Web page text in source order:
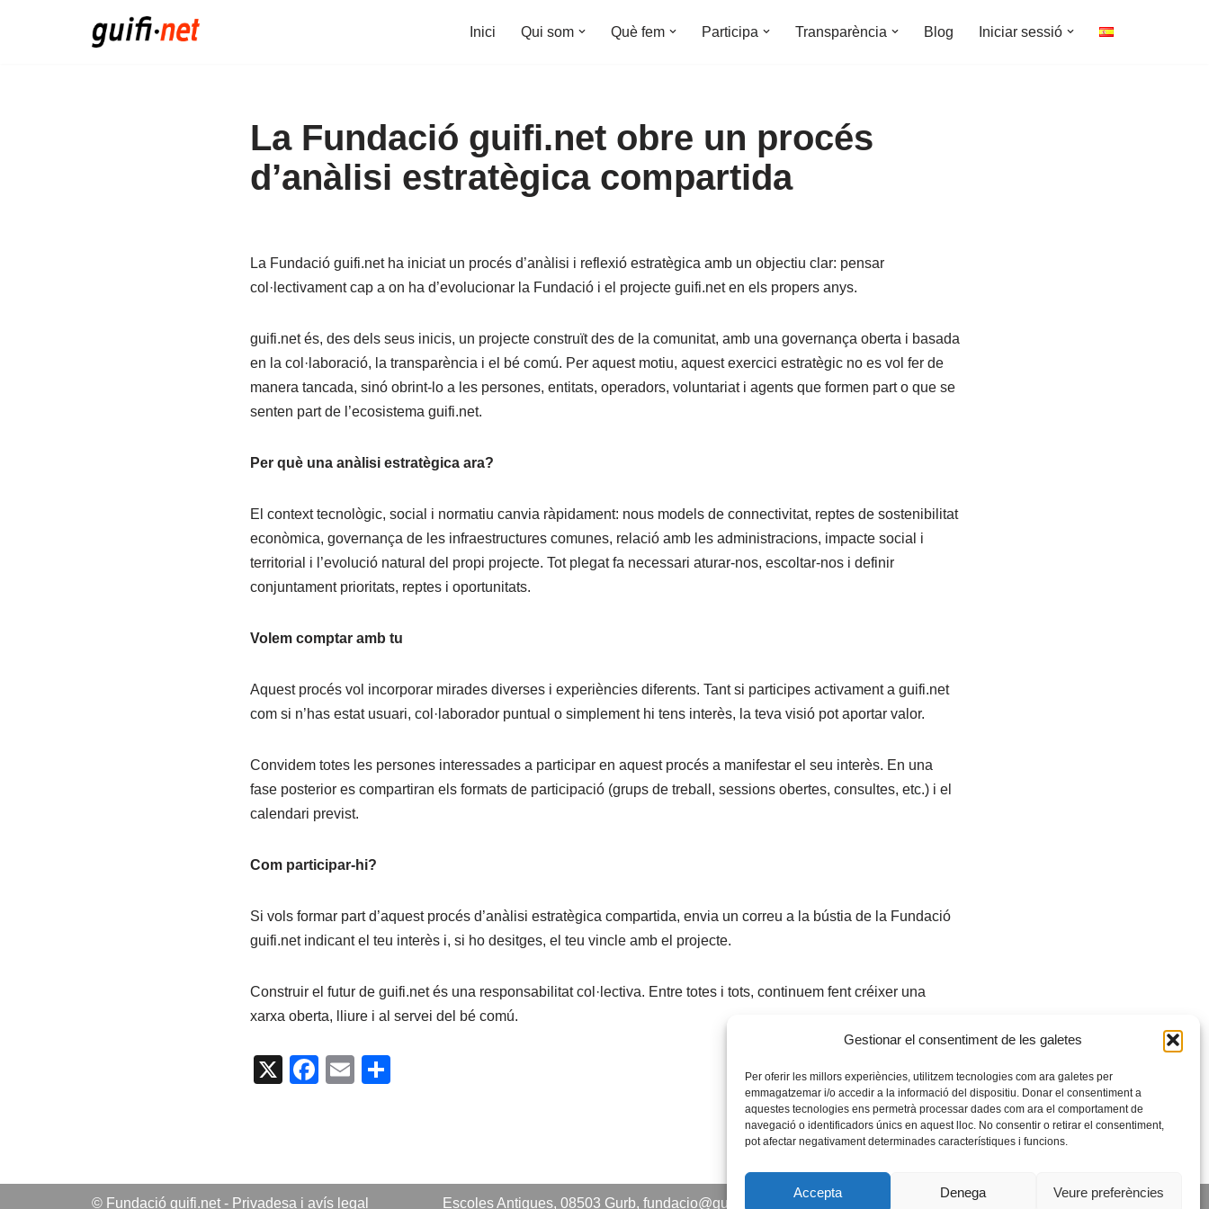
Gestionar el consentiment de les galetes
Per oferir les millors experiències, utilitzem tecnologies com ara galetes per
emmagatzemar i/o accedir a la informació del dispositiu. Donar el consentiment a
aquestes tecnologies ens permetrà processar dades com ara el comportament de
navegació o identificadors únics en aquest lloc. No consentir o retirar el consentiment,
pot afectar negativament determinades característiques i funcions.
Accepta Denega Veure preferències
Inici Qui som Què fem Participa Transparència Blog Iniciar sessió
La Fundació guifi.net obre un procés
d’anàlisi estratègica compartida
La Fundació guifi.net ha iniciat un procés d’anàlisi i reflexió estratègica amb un objectiu clar: pensar
col·lectivament cap a on ha d’evolucionar la Fundació i el projecte guifi.net en els propers anys.
guifi.net és, des dels seus inicis, un projecte construït des de la comunitat, amb una governança oberta i basada
en la col·laboració, la transparència i el bé comú. Per aquest motiu, aquest exercici estratègic no es vol fer de
manera tancada, sinó obrint-lo a les persones, entitats, operadors, voluntariat i agents que formen part o que se
senten part de l’ecosistema guifi.net.
Per què una anàlisi estratègica ara?
El context tecnològic, social i normatiu canvia ràpidament: nous models de connectivitat, reptes de sostenibilitat
econòmica, governança de les infraestructures comunes, relació amb les administracions, impacte social i
territorial i l’evolució natural del propi projecte. Tot plegat fa necessari aturar-nos, escoltar-nos i definir
conjuntament prioritats, reptes i oportunitats.
Volem comptar amb tu
Aquest procés vol incorporar mirades diverses i experiències diferents. Tant si participes activament a guifi.net
com si n’has estat usuari, col·laborador puntual o simplement hi tens interès, la teva visió pot aportar valor.
Convidem totes les persones interessades a participar en aquest procés a manifestar el seu interès. En una
fase posterior es compartiran els formats de participació (grups de treball, sessions obertes, consultes, etc.) i el
calendari previst.
Com participar-hi?
Si vols formar part d’aquest procés d’anàlisi estratègica compartida, envia un correu a la bústia de la Fundació
guifi.net indicant el teu interès i, si ho desitges, el teu vincle amb el projecte.
Construir el futur de guifi.net és una responsabilitat col·lectiva. Entre totes i tots, continuem fent créixer una
xarxa oberta, lliure i al servei del bé comú.
X
F
b
E
ar
© Fundació guifi.net - Privadesa i avís legal Escoles Antigues, 08503 Gurb, fundacio@guifi.net